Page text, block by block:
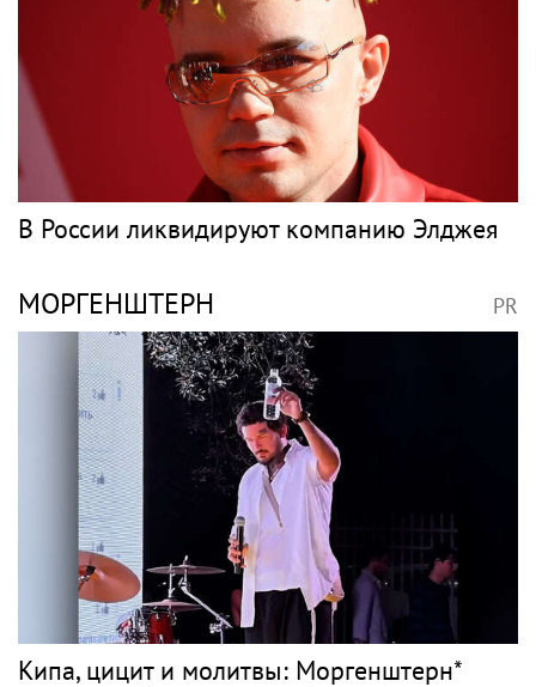
Певица Нюша опубликовала фото в лифе
бикини и платье-кроше
Рэп
ЭЛДЖЕЙ